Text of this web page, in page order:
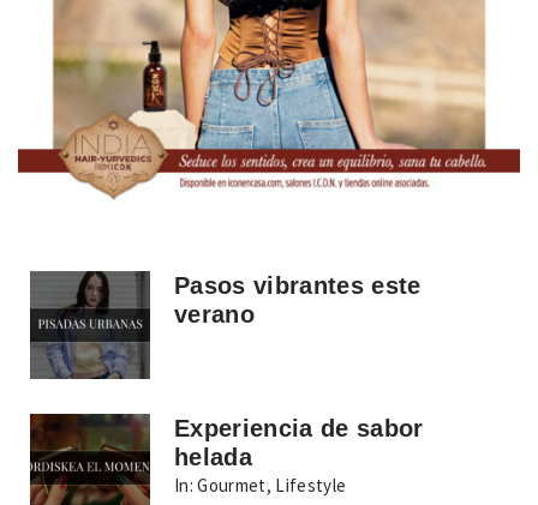
Pasos vibrantes este
verano
Experiencia de sabor
helada
In: Gourmet, Lifestyle